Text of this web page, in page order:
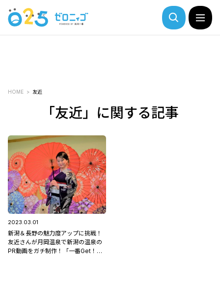
HOME 友近
「友近」に関する記事
2023.03.01
新潟＆長野の魅力度アップに挑戦！
友近さんが月岡温泉で新潟の温泉の
PR動画をガチ制作！「一番Get！」